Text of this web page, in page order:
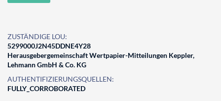
ZUSTÄNDIGE LOU:
5299000J2N45DDNE4Y28
Herausgebergemeinschaft Wertpapier-Mitteilungen Keppler,
Lehmann GmbH & Co. KG
AUTHENTIFIZIERUNGSQUELLEN:
FULLY_CORROBORATED